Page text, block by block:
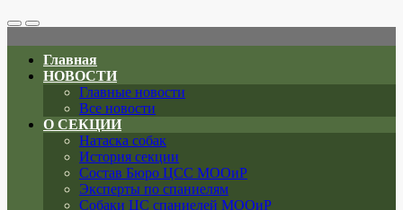
Search
Toggle
Меню
Главная
НОВОСТИ
Главные новости
Все новости
О СЕКЦИИ
Натаска собак
История секции
Состав Бюро ЦСС МООиР
Эксперты по спаниелям
Собаки ЦС спаниелей МООиР